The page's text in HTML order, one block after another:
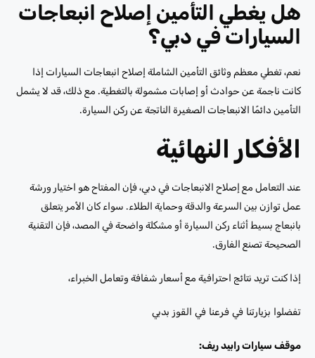
هل يغطي التأمين إصلاح انبعاجات
السيارات في دبي؟
نعم، تغطي معظم وثائق التأمين الشاملة إصلاح انبعاجات السيارات إذا
كانت ناجمة عن حوادث أو إصابات مشمولة بالتغطية. مع ذلك، قد لا يشمل
التأمين دائمًا الانبعاجات الصغيرة الناتجة عن ركن السيارة.
الأفكار النهائية
عند التعامل مع إصلاح الانبعاجات في دبي، فإن المفتاح هو اختيار ورشة
عمل توازن بين السرعة والدقة وحماية الطلاء. سواء كان الأمر يتعلق
بانبعاج بسيط أثناء ركن السيارة أو مشكلة واضحة في المصد، فإن التقنية
الصحيحة تصنع الفارق.
إذا كنت تريد نتائج احترافية مع أسعار شفافة وتعامل الخبراء،
تفضلوا بزيارتنا في فرعنا في القوز بدبي
موقف سيارات رابيد ريف: